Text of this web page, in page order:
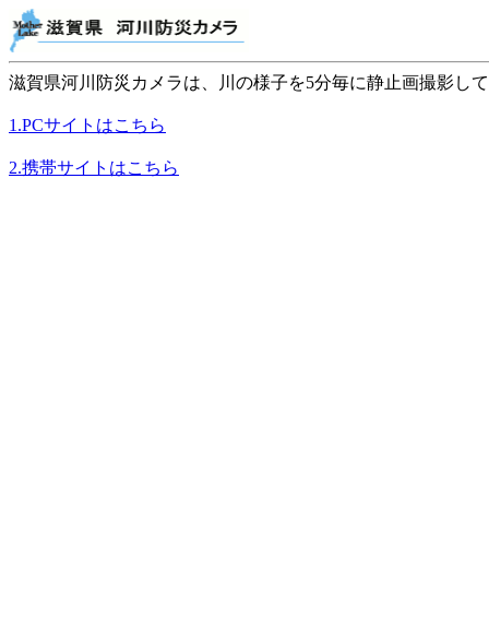
滋賀県河川防災カメラは、川の様子を5分毎に静止画撮影し
1.PCサイトはこちら
2.携帯サイトはこちら